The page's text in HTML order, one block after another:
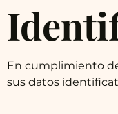
En cumplimiento
sus datos